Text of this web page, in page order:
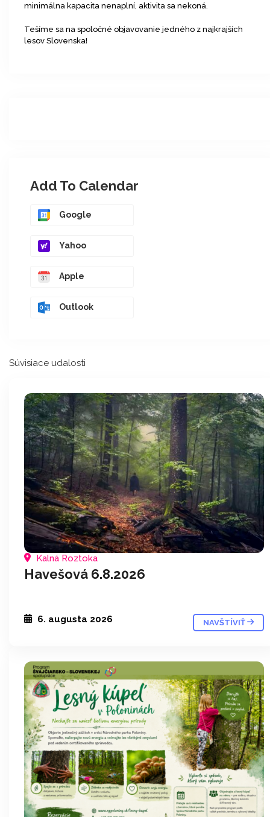
minimálna kapacita nenaplní, aktivita sa nekoná.
Tešíme sa na spoločné objavovanie jedného z najkrajších
lesov Slovenska!
Add To Calendar
Google
Yahoo
Apple
Outlook
Súvisiace udalosti
Kalná Roztoka
Havešová 6.8.2026
6. augusta 2026 NAVŠTÍVIŤ